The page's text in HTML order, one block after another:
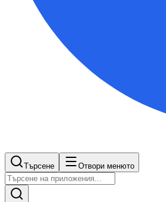
Търсене Отвори менюто